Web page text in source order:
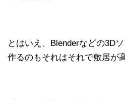
とはいえ、Blenderなどの3D
作るのもそれはそれで敷居が